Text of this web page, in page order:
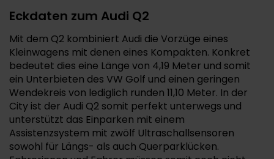
Eckdaten zum Audi Q2
Mit dem Q2 kombiniert Audi die Vorzüge eines
Kleinwagens mit denen eines Kompakten. Konkret
bedeutet dies eine Länge von 4,19 Meter und somit
ein Unterbieten des VW Golf und einen geringen
Wendekreis von lediglich runden 11,10 Meter. In der
City ist der Audi Q2 somit perfekt unterwegs und
unterstützt das Einparken mit einem
Assistenzsystem mit zwölf Ultraschallsensoren
sowohl für Längs- als auch Querparklücken.